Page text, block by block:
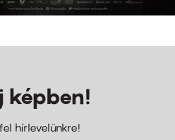
képben!
hírlevelünkre!